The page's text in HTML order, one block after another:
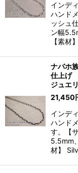
インデ
ハンド
ッシュ
ン幅
【素材
ナバホ
仕上げ
ジュエ
21,450
インデ
ハンド
す。【
5.5mm
材】